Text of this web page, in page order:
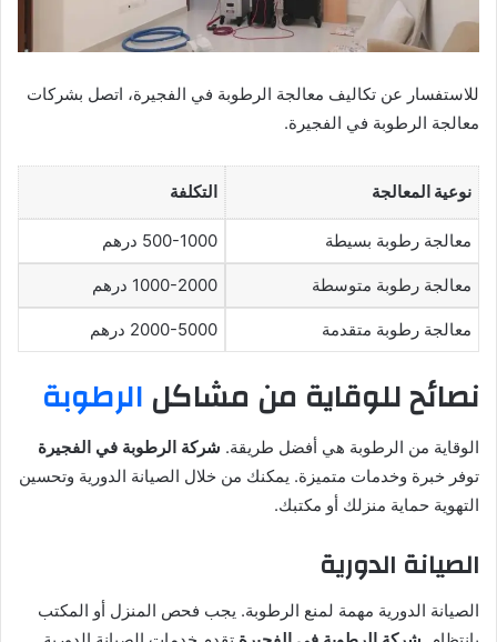
للاستفسار عن تكاليف معالجة الرطوبة في الفجيرة، اتصل بشركات
معالجة الرطوبة في الفجيرة.
نوعية المعالجة التكلفة
معالجة رطوبة بسيطة 500-1000 درهم
معالجة رطوبة متوسطة 1000-2000 درهم
معالجة رطوبة متقدمة 2000-5000 درهم
نصائح للوقاية من مشاكل الرطوبة
الوقاية من الرطوبة هي أفضل طريقة. شركة الرطوبة في الفجيرة
توفر خبرة وخدمات متميزة. يمكنك من خلال الصيانة الدورية وتحسين
التهوية حماية منزلك أو مكتبك.
الصيانة الدورية
الصيانة الدورية مهمة لمنع الرطوبة. يجب فحص المنزل أو المكتب